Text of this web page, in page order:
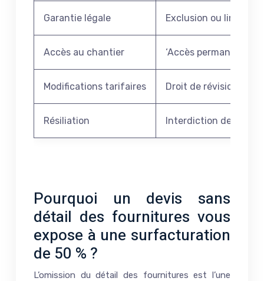
Garantie légale Exclusion ou
Accès au chantier ‘Accès permanent et
Modifications tarifaires Droit de révision de
Résiliation Interdiction de
Pourquoi un devis sans
détail des fournitures vous
expose à une surfacturation
de 50 % ?
L’omission du détail des fournitures est l’une